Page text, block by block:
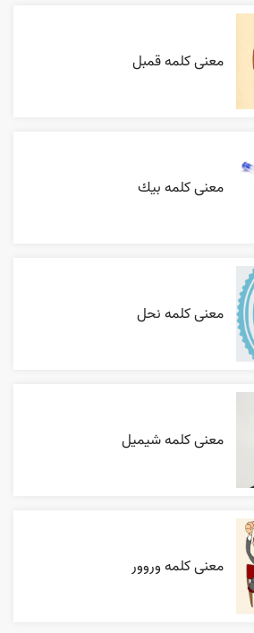
معنی کلمه قمبل
معنی کلمه بيك
معنی کلمه نحل
معنی کلمه شیمیل
معنی کلمه وروور